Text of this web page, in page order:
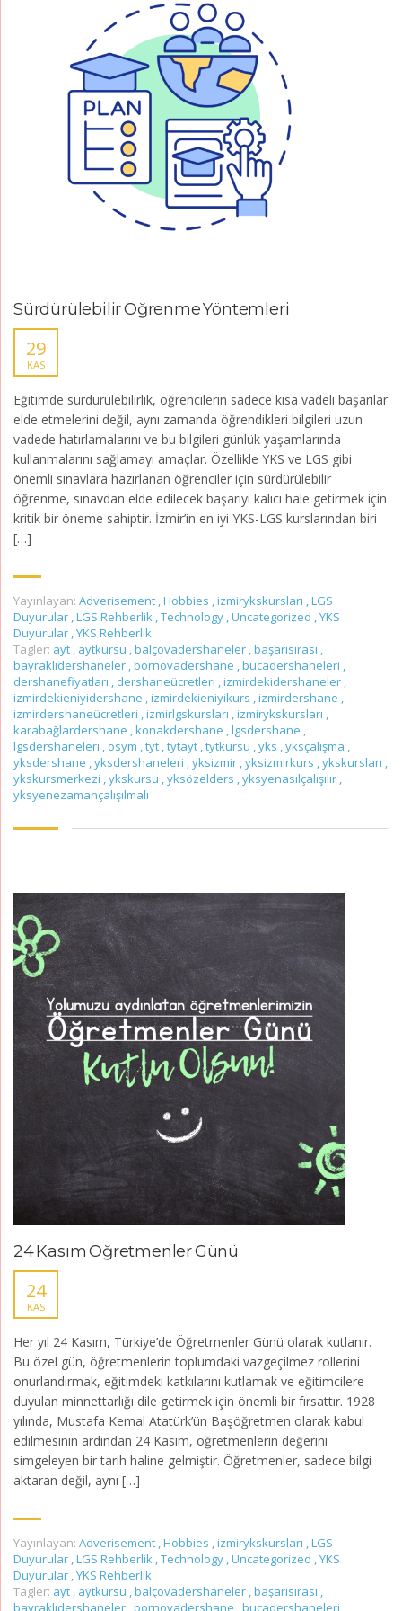
Sürdürülebilir Öğrenme Yöntemleri
29
KAS
Eğitimde sürdürülebilirlik, öğrencilerin sadece kısa vadeli başarılar
elde etmelerini değil, aynı zamanda öğrendikleri bilgileri uzun
vadede hatırlamalarını ve bu bilgileri günlük yaşamlarında
kullanmalarını sağlamayı amaçlar. Özellikle YKS ve LGS gibi
önemli sınavlara hazırlanan öğrenciler için sürdürülebilir
öğrenme, sınavdan elde edilecek başarıyı kalıcı hale getirmek için
kritik bir öneme sahiptir. İzmir’in en iyi YKS-LGS kurslarından biri
[…]
Yayınlayan: Adverisement ,Hobbies ,izmirykskursları ,LGS
Duyurular ,LGS Rehberlik ,Technology ,Uncategorized ,YKS
Duyurular ,YKS Rehberlik
Tagler: ayt , aytkursu ,balçovadershaneler ,başarısırası ,
bayraklıdershaneler ,bornovadershane ,bucadershaneleri ,
dershanefiyatları , dershaneücretleri ,izmirdekidershaneler ,
izmirdekieniyidershane ,izmirdekieniyikurs ,izmirdershane ,
izmirdershaneücretleri ,izmirlgskursları ,izmirykskursları ,
karabağlardershane ,konakdershane ,lgsdershane ,
lgsdershaneleri , ösym ,tyt ,tytayt ,tytkursu ,yks ,yksçalışma ,
yksdershane ,yksdershaneleri ,yksizmir ,yksizmirkurs ,ykskursları ,
ykskursmerkezi ,ykskursu ,yksözelders ,yksyenasılçalışılır ,
yksyenezamançalışılmalı
24 Kasım Öğretmenler Günü
24
KAS
Her yıl 24 Kasım, Türkiye’de Öğretmenler Günü olarak kutlanır.
Bu özel gün, öğretmenlerin toplumdaki vazgeçilmez rollerini
onurlandırmak, eğitimdeki katkılarını kutlamak ve eğitimcilere
duyulan minnettarlığı dile getirmek için önemli bir fırsattır. 1928
yılında, Mustafa Kemal Atatürk’ün Başöğretmen olarak kabul
edilmesinin ardından 24 Kasım, öğretmenlerin değerini
simgeleyen bir tarih haline gelmiştir. Öğretmenler, sadece bilgi
aktaran değil, aynı […]
Yayınlayan: Adverisement ,Hobbies ,izmirykskursları ,LGS
Duyurular ,LGS Rehberlik ,Technology ,Uncategorized ,YKS
Duyurular ,YKS Rehberlik
Tagler: ayt , aytkursu ,balçovadershaneler ,başarısırası ,
bayraklıdershaneler bornovadershane bucadershaneleri